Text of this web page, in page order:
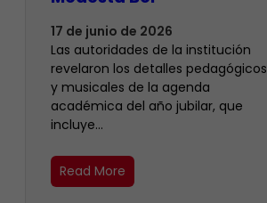
17 de junio de 2026
Las autoridades de la institución
revelaron los detalles pedagógicos
y musicales de la agenda
académica del año jubilar, que
incluye…
Read More